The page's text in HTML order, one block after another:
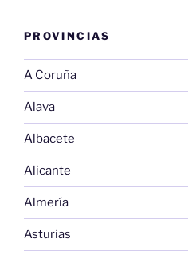
PROVINCIAS
A Coruña
Alava
Albacete
Alicante
Almería
Asturias